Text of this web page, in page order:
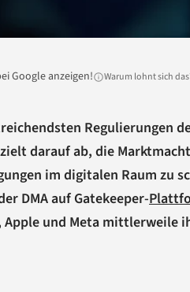
Google anzeigen! Warum lohnt sich
Regulierungen
darauf ab, die
im digitalen Raum zu
DMA auf Gatekeeper-
Apple und Meta mittlerweile